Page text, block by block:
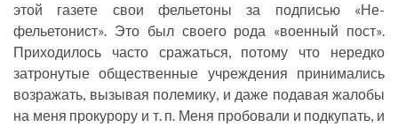
этой газете свои фельетоны за подписью «Не-
фельетонист». Это был своего рода «военный пост».
Приходилось часто сражаться, потому что нередко
затронутые общественные учреждения принимались
возражать, вызывая полемику, и даже подавая жалобы
на меня прокурору и т. п. Меня пробовали и подкупать, и